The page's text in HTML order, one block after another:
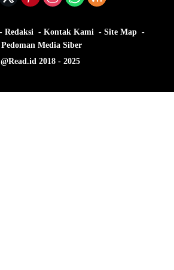
Redaksi Kontak Kami
Site Map
Pedoman Media Siber
@Read.id 2018 - 2025